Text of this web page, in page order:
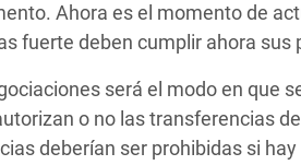
Ahora es el momento de
fuerte deben cumplir ahora sus
será el modo en que
o no las transferencias
deberían ser prohibidas si